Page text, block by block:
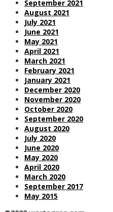
September 2021
August 2021
July 2021
June 2021
May 2021
April 2021
March 2021
February 2021
January 2021
December 2020
November 2020
October 2020
September 2020
August 2020
July 2020
June 2020
May 2020
April 2020
March 2020
September 2017
May 2015